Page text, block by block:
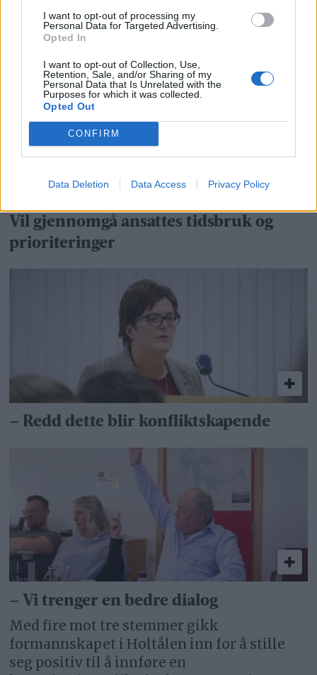
I want to opt-out of processing my
Personal Data for Targeted Advertising.
Opted In
I want to opt-out of Collection, Use,
Retention, Sale, and/or Sharing of my
Personal Data that Is Unrelated with the
Purposes for which it was collected.
Opted Out
CONFIRM
Data Deletion Data Access Privacy Policy
– Vi må ta vare på historien
Vil gjennomgå ansattes tidsbruk og
prioriteringer
– Redd dette blir konfliktskapende
– Vi trenger en bedre dialog
Med fire mot tre stemmer gikk
formannskapet i Holtålen inn for å stille
seg positiv til å innføre en